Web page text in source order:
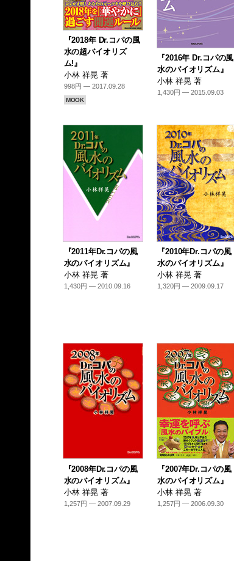
『2018年 Dr.コパの風
水の超バイオリズ
ム!』
小林 祥晃 著
998円 — 2017.09.28
MOOK
『2016年 Dr.コパの風
水のバイオリズム』
小林 祥晃 著
1,430円 — 2015.09.03
『2011年Dr.コパの風
水のバイオリズム』
小林 祥晃 著
1,430円 — 2010.09.16
『2010年Dr.コパの風
水のバイオリズム』
小林 祥晃 著
1,320円 — 2009.09.17
『2008年Dr.コパの風
水のバイオリズム』
小林 祥晃 著
1,257円 — 2007.09.29
『2007年Dr.コパの風
水のバイオリズム』
小林 祥晃 著
1,257円 — 2006.09.30